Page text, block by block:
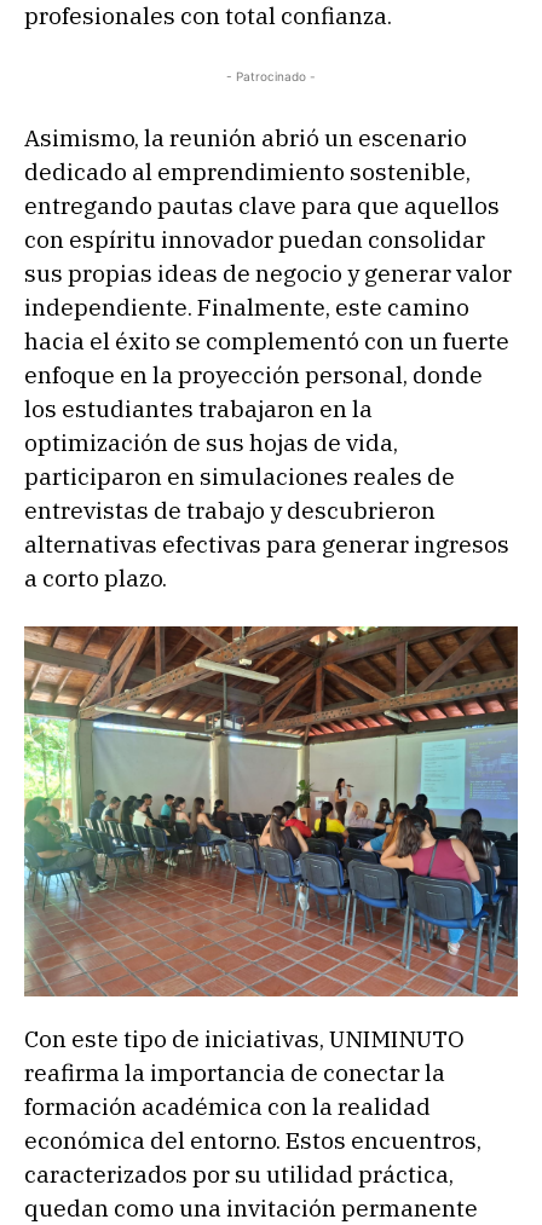
profesionales con total confianza.
- Patrocinado -
Asimismo, la reunión abrió un escenario
dedicado al emprendimiento sostenible,
entregando pautas clave para que aquellos
con espíritu innovador puedan consolidar
sus propias ideas de negocio y generar valor
independiente. Finalmente, este camino
hacia el éxito se complementó con un fuerte
enfoque en la proyección personal, donde
los estudiantes trabajaron en la
optimización de sus hojas de vida,
participaron en simulaciones reales de
entrevistas de trabajo y descubrieron
alternativas efectivas para generar ingresos
a corto plazo.
Con este tipo de iniciativas, UNIMINUTO
reafirma la importancia de conectar la
formación académica con la realidad
económica del entorno. Estos encuentros,
caracterizados por su utilidad práctica,
quedan como una invitación permanente